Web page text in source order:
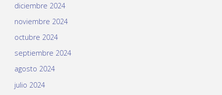
diciembre 2024
noviembre 2024
octubre 2024
septiembre 2024
agosto 2024
julio 2024